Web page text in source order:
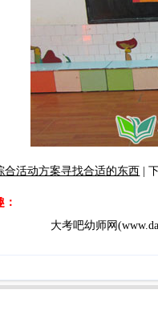
合活动方案寻找合适的东西 |
大考吧幼师网